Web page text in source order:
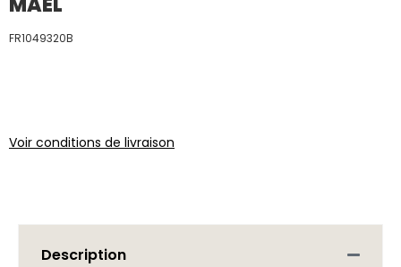
FR1049320B
Voir conditions de livraison
Description